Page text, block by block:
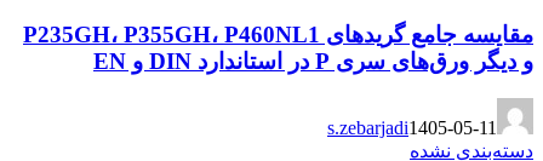
مقایسه جامع گریدهای P235GH، P355GH، P460NL1
و دیگر ورق‌های سری P در استاندارد DIN و EN
s.zebarjadi1405-05-11
دسته‌بندی نشده